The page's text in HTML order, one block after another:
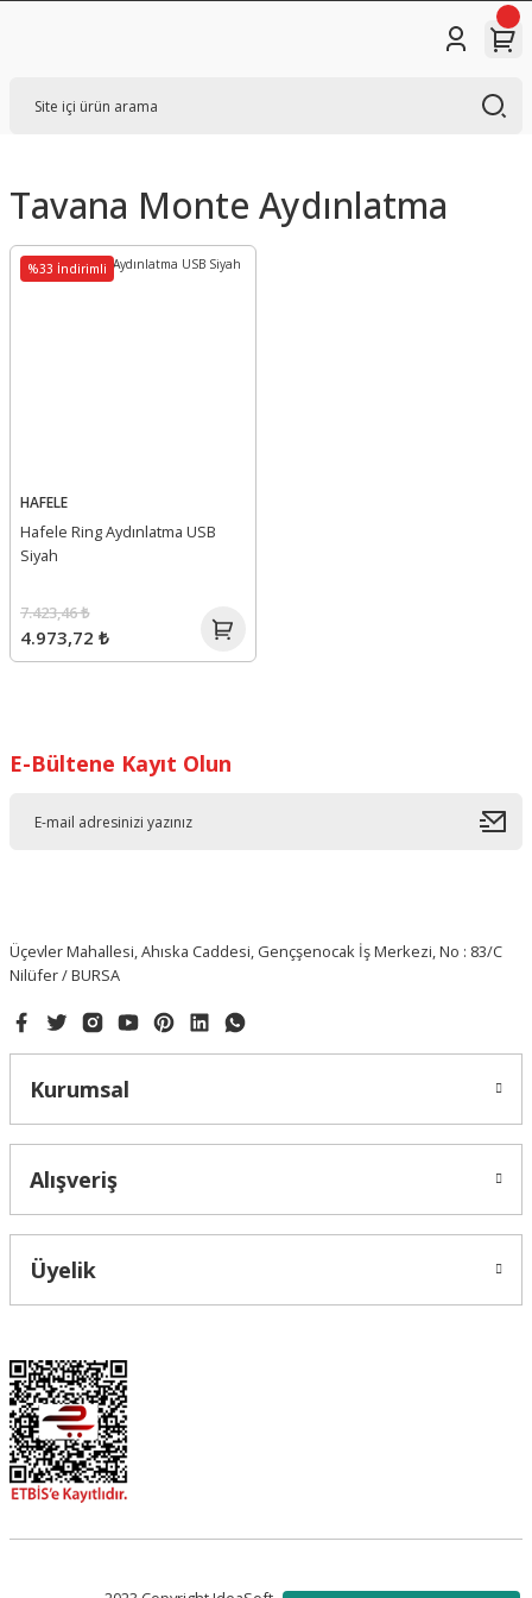
Tavana Monte Aydınlatma
%33 İndirimli
HAFELE
Hafele Ring Aydınlatma USB
Siyah
4.973,72 ₺
7.423,46 ₺
E-Bültene Kayıt Olun
Üçevler Mahallesi, Ahıska Caddesi, Gençşenocak İş Merkezi, No : 83/C
Nilüfer / BURSA
Kurumsal
Alışveriş
Üyelik